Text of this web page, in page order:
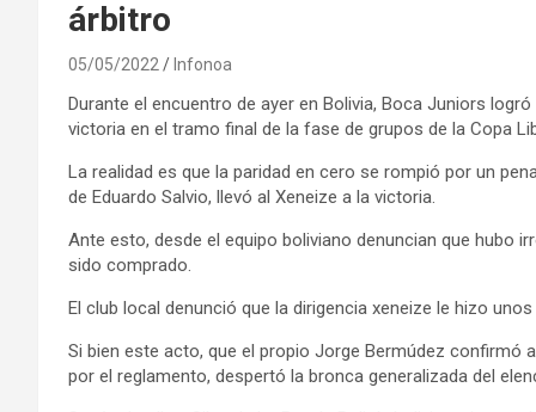
árbitro
05/05/2022 Infonoa
Durante el encuentro de ayer en Bolivia, Boca Juniors
victoria en el tramo final de la fase de grupos de la Copa
La realidad es que la paridad en cero se rompió por un
de Eduardo Salvio, llevó al Xeneize a la victoria.
Ante esto, desde el equipo boliviano denuncian que hubo
sido comprado.
El club local denunció que la dirigencia xeneize le hizo
Si bien este acto, que el propio Jorge Bermúdez confirmó
por el reglamento, despertó la bronca generalizada del